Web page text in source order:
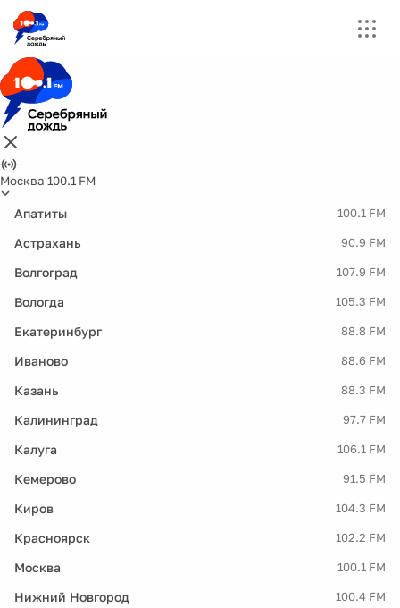
Москва 100.1 FM
Апатиты 100.1 FM
Астрахань 90.9 FM
Волгоград 107.9 FM
Вологда 105.3 FM
Екатеринбург 88.8 FM
Иваново 88.6 FM
Казань 88.3 FM
Калининград 97.7 FM
Калуга 106.1 FM
Кемерово 91.5 FM
Киров 104.3 FM
Красноярск 102.2 FM
Москва 100.1 FM
Нижний Новгород 100.4 FM